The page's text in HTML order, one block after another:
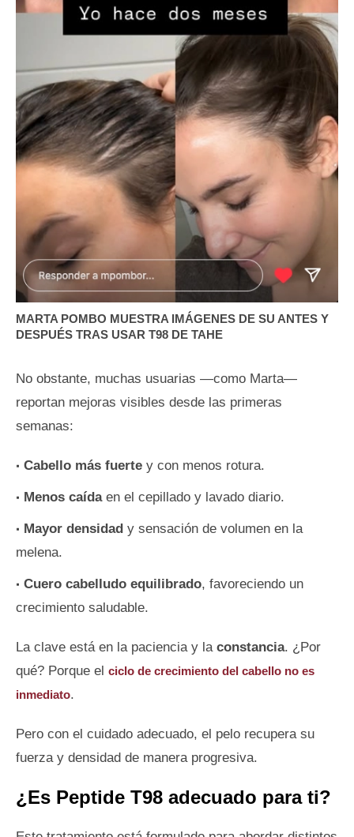
MARTA POMBO MUESTRA IMÁGENES DE SU ANTES Y
DESPUÉS TRAS USAR T98 DE TAHE
No obstante, muchas usuarias —como Marta—
reportan mejoras visibles desde las primeras
semanas:
Cabello más fuerte y con menos rotura.
Menos caídaen el cepillado y lavado diario.
Mayor densidad y sensación de volumen en la
melena.
Cuero cabelludo equilibrado, favoreciendo un
crecimiento saludable.
La clave está en la paciencia y la constancia. ¿Por
qué? Porque el ciclo de crecimiento del cabello no es
inmediato.
Pero con el cuidado adecuado, el pelo recupera su
fuerza y densidad de manera progresiva.
¿Es Peptide T98 adecuado para ti?